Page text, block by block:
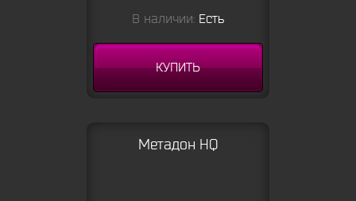
В наличии: Есть
КУПИТЬ
Метадон HQ